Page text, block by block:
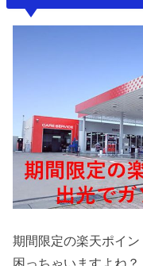
期間限定の楽天ポイ
困っちゃいますよね？